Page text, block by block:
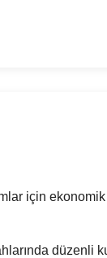
için
düzenli